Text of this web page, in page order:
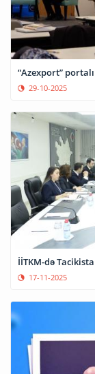
“Azexport”
29-10-2025
İİTKM-də
17-11-2025